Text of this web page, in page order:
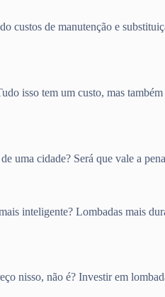
custos de manutenção e
isso tem um custo, mas
uma cidade? Será que vale a
inteligente? Lombadas mais
nisso, não é? Investir em